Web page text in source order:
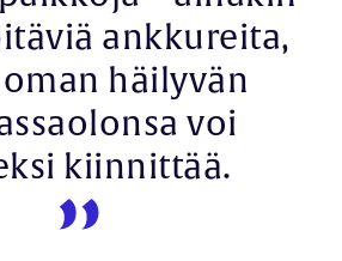
ankkureita,
häilyvän
voi
kiinnittää.